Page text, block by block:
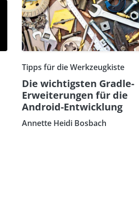
Tipps für die Werkzeugkiste
Die wichtigsten Gradle-
Erweiterungen für die
Android-Entwicklung
Annette Heidi Bosbach